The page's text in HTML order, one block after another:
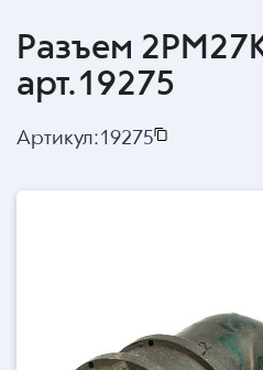
Разъем
арт.19275
Артикул:19275